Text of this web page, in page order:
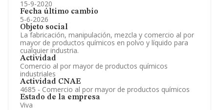
15-9-2020
Fecha último cambio
5-6-2026
Objeto social
La fabricación, manipulación, mezcla y comercio al por
mayor de productos químicos en polvo y líquido para
cualquier industria.
Actividad
Comercio al por mayor de productos químicos
industriales
Actividad CNAE
4685 - Comercio al por mayor de productos químicos
Estado de la empresa
Viva